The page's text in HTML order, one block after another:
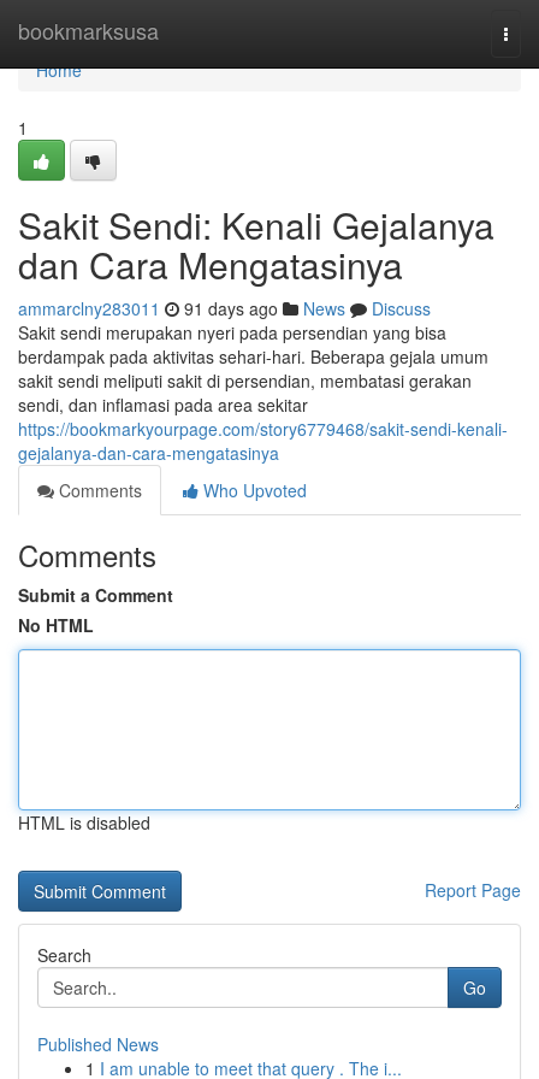
bookmarksusa
Home
Home
1
Sakit Sendi: Kenali Gejalanya
dan Cara Mengatasinya
ammarclny283011 91 days ago News
Discuss
Sakit sendi merupakan nyeri pada persendian yang bisa
berdampak pada aktivitas sehari-hari. Beberapa gejala umum
sakit sendi meliputi sakit di persendian, membatasi gerakan
sendi, dan inflamasi pada area sekitar
https://bookmarkyourpage.com/story6779468/sakit-sendi-kenali-
gejalanya-dan-cara-mengatasinya
Comments
Who Upvoted
Comments
Submit a Comment
No HTML
HTML is disabled
Report Page
Search
Go
Published News
1 I am unable to meet that query . The i...